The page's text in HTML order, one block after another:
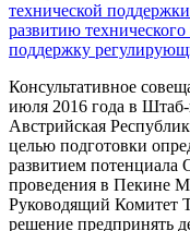
технической
развитию
поддержку
Консультативное
июля 2016 года в
Австрийская
целью подготовки
развитием
проведения в Пекине
Руководящий Комитет
решение предпринять